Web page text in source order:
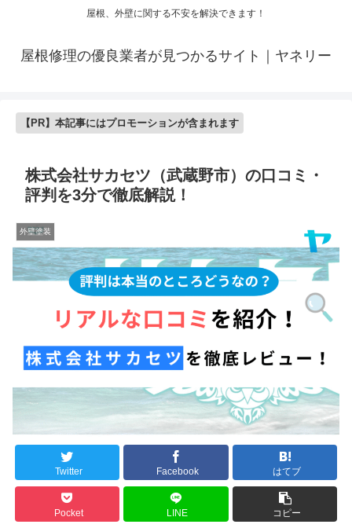
屋根、外壁に関する不安を解決できます！
屋根修理の優良業者が見つかるサイト｜ヤネリー
【PR】本記事にはプロモーションが含まれます
株式会社サカセツ（武蔵野市）の口コミ・
評判を3分で徹底解説！
外壁塗装
Twitter Facebook はてブ
Pocket LINE コピー